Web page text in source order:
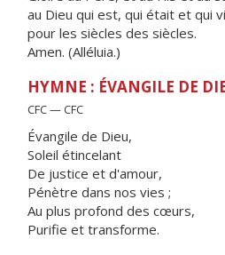
au Dieu qui est, qui était et qui
pour les siècles des siècles.
Amen. (Alléluia.)
HYMNE : ÉVANGILE DE
CFC — CFC
Évangile de Dieu,
Soleil étincelant
De justice et d'amour,
Pénètre dans nos vies ;
Au plus profond des cœurs,
Purifie et transforme.